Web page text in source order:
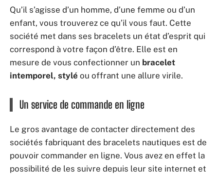
Qu’il s’agisse d’un homme, d’une femme ou d’un
enfant, vous trouverez ce qu’il vous faut. Cette
société met dans ses bracelets un état d’esprit qui
correspond à votre façon d’être. Elle est en
mesure de vous confectionner un bracelet
intemporel, stylé ou offrant une allure virile.
Un service de commande en ligne
Le gros avantage de contacter directement des
sociétés fabriquant des bracelets nautiques est de
pouvoir commander en ligne. Vous avez en effet la
possibilité de les suivre depuis leur site internet et